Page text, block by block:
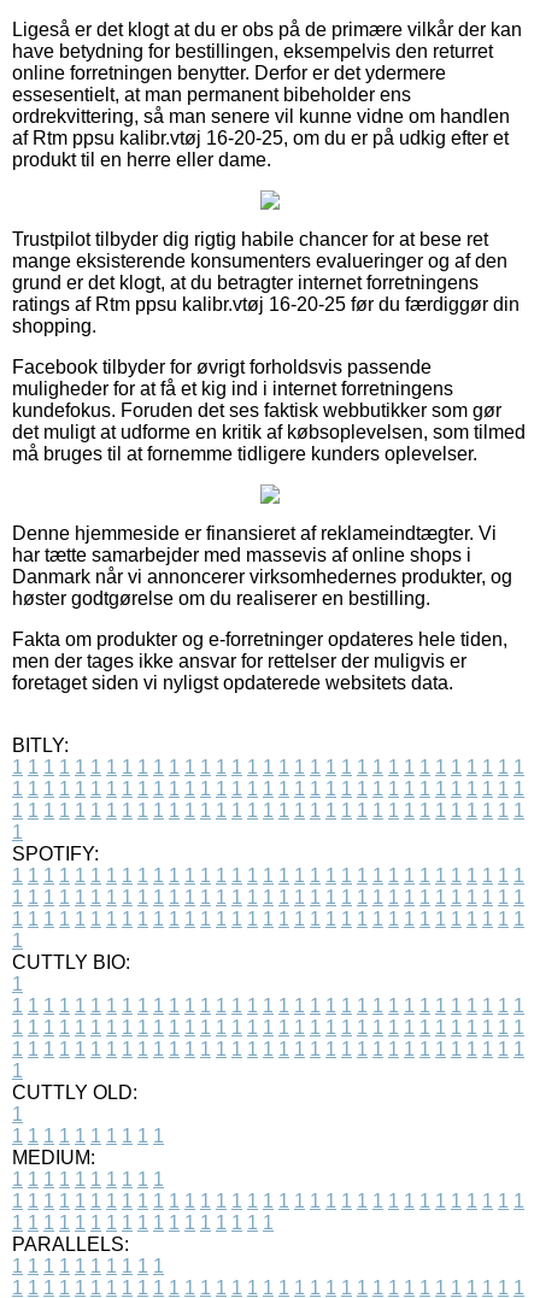
Ligeså er det klogt at du er obs på de primære vilkår der kan
have betydning for bestillingen, eksempelvis den returret
online forretningen benytter. Derfor er det ydermere
essesentielt, at man permanent bibeholder ens
ordrekvittering, så man senere vil kunne vidne om handlen
af Rtm ppsu kalibr.vtøj 16-20-25, om du er på udkig efter et
produkt til en herre eller dame.
Trustpilot tilbyder dig rigtig habile chancer for at bese ret
mange eksisterende konsumenters evalueringer og af den
grund er det klogt, at du betragter internet forretningens
ratings af Rtm ppsu kalibr.vtøj 16-20-25 før du færdiggør din
shopping.
Facebook tilbyder for øvrigt forholdsvis passende
muligheder for at få et kig ind i internet forretningens
kundefokus. Foruden det ses faktisk webbutikker som gør
det muligt at udforme en kritik af købsoplevelsen, som tilmed
må bruges til at fornemme tidligere kunders oplevelser.
Denne hjemmeside er finansieret af reklameindtægter. Vi
har tætte samarbejder med massevis af online shops i
Danmark når vi annoncerer virksomhedernes produkter, og
høster godtgørelse om du realiserer en bestilling.
Fakta om produkter og e-forretninger opdateres hele tiden,
men der tages ikke ansvar for rettelser der muligvis er
foretaget siden vi nyligst opdaterede websitets data.
BITLY:
1 1 1 1 1 1 1 1 1 1 1 1 1 1 1 1 1 1 1 1 1 1 1 1 1 1 1 1 1 1 1 1 1
1 1 1 1 1 1 1 1 1 1 1 1 1 1 1 1 1 1 1 1 1 1 1 1 1 1 1 1 1 1 1 1 1
1 1 1 1 1 1 1 1 1 1 1 1 1 1 1 1 1 1 1 1 1 1 1 1 1 1 1 1 1 1 1 1 1
1
SPOTIFY:
1 1 1 1 1 1 1 1 1 1 1 1 1 1 1 1 1 1 1 1 1 1 1 1 1 1 1 1 1 1 1 1 1
1 1 1 1 1 1 1 1 1 1 1 1 1 1 1 1 1 1 1 1 1 1 1 1 1 1 1 1 1 1 1 1 1
1 1 1 1 1 1 1 1 1 1 1 1 1 1 1 1 1 1 1 1 1 1 1 1 1 1 1 1 1 1 1 1 1
1
CUTTLY BIO:
1
1 1 1 1 1 1 1 1 1 1 1 1 1 1 1 1 1 1 1 1 1 1 1 1 1 1 1 1 1 1 1 1 1
1 1 1 1 1 1 1 1 1 1 1 1 1 1 1 1 1 1 1 1 1 1 1 1 1 1 1 1 1 1 1 1 1
1 1 1 1 1 1 1 1 1 1 1 1 1 1 1 1 1 1 1 1 1 1 1 1 1 1 1 1 1 1 1 1 1
1
CUTTLY OLD:
1
1 1 1 1 1 1 1 1 1 1
MEDIUM:
1 1 1 1 1 1 1 1 1 1
1 1 1 1 1 1 1 1 1 1 1 1 1 1 1 1 1 1 1 1 1 1 1 1 1 1 1 1 1 1 1 1 1
1 1 1 1 1 1 1 1 1 1 1 1 1 1 1 1 1
PARALLELS:
1 1 1 1 1 1 1 1 1 1
1 1 1 1 1 1 1 1 1 1 1 1 1 1 1 1 1 1 1 1 1 1 1 1 1 1 1 1 1 1 1 1 1